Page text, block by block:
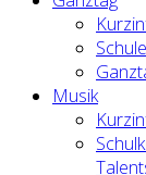
Musik